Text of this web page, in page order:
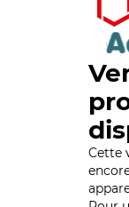
Cette